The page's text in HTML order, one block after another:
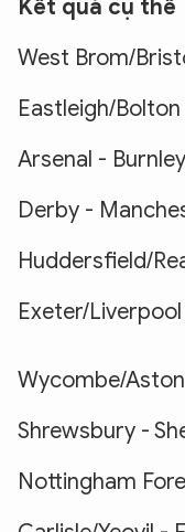
Kết quả cụ thể
West Brom/
Eastleigh/
Arsenal - Burnley
Derby -
Huddersfield/
Exeter/
Wycombe/
Shrewsbury -
Nottingham